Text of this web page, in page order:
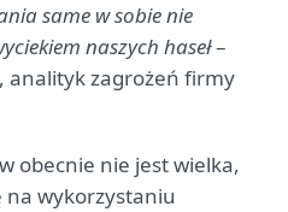
same w sobie nie
naszych haseł–
analityk zagrożeń firmy
obecnie nie jest wielka,
na wykorzystaniu